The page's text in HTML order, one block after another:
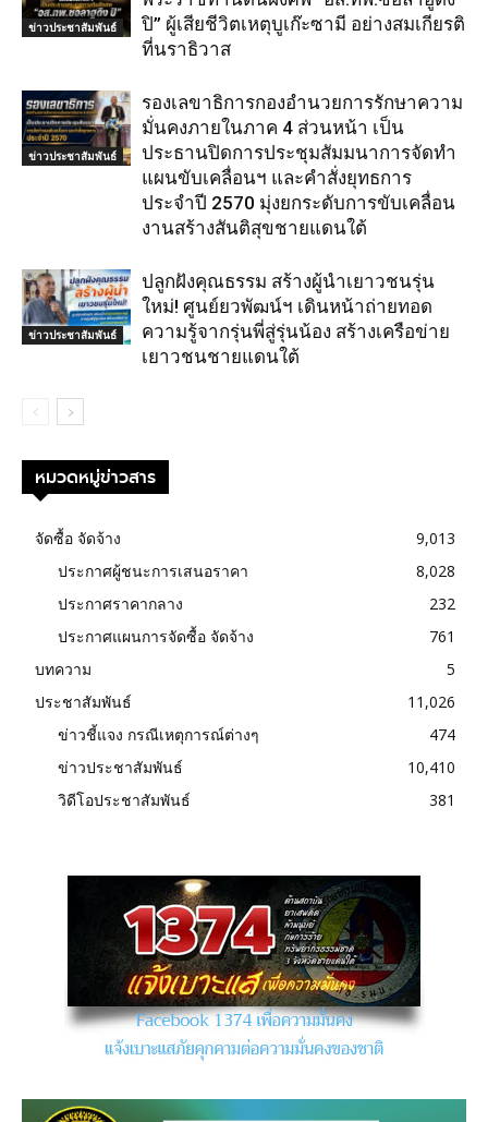
ข่าวประชาสัมพันธ์
ปิ” ผู้เสียชีวิตเหตุบูเก๊ะซามี อย่างสมเกียรติ
ที่นราธิวาส
ข่าวประชาสัมพันธ์
รองเลขาธิการกองอำนวยการรักษาความ
มั่นคงภายในภาค 4 ส่วนหน้า เป็น
ประธานปิดการประชุมสัมมนาการจัดทำ
แผนขับเคลื่อนฯ และคำสั่งยุทธการ
ประจำปี 2570 มุ่งยกระดับการขับเคลื่อน
งานสร้างสันติสุขชายแดนใต้
ข่าวประชาสัมพันธ์
ปลูกฝังคุณธรรม สร้างผู้นำเยาวชนรุ่น
ใหม่! ศูนย์ยวพัฒน์ฯ เดินหน้าถ่ายทอด
ความรู้จากรุ่นพี่สู่รุ่นน้อง สร้างเครือข่าย
เยาวชนชายแดนใต้
หมวดหมู่ข่าวสาร
จัดซื้อ จัดจ้าง
9,013
ประกาศผู้ชนะการเสนอราคา
8,028
ประกาศราคากลาง
232
ประกาศแผนการจัดซื้อ จัดจ้าง
761
บทความ
5
ประชาสัมพันธ์
11,026
ข่าวชี้แจง กรณีเหตุการณ์ต่างๆ
474
ข่าวประชาสัมพันธ์
10,410
วิดีโอประชาสัมพันธ์
381